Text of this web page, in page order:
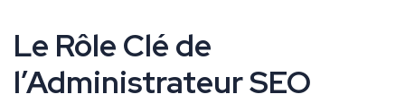
Le Rôle Clé de
l’Administrateur SEO